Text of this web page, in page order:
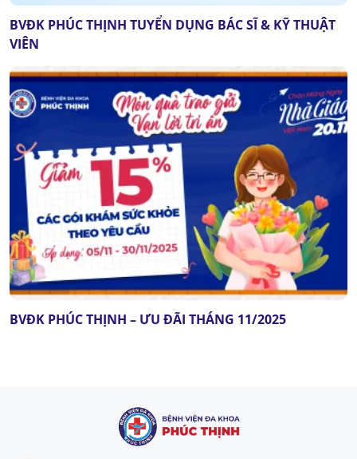
BVĐK PHÚC THỊNH TUYỂN DỤNG BÁC SĨ & KỸ THUẬT
VIÊN
BVĐK PHÚC THỊNH – ƯU ĐÃI THÁNG 11/2025